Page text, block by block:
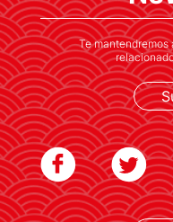
Te mantendremos